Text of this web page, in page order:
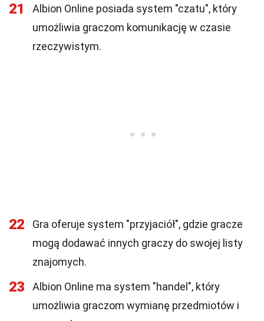
21
Albion Online posiada system "czatu", który
umożliwia graczom komunikację w czasie
rzeczywistym.
22
Gra oferuje system "przyjaciół", gdzie gracze
mogą dodawać innych graczy do swojej listy
znajomych.
23
Albion Online ma system "handel", który
umożliwia graczom wymianę przedmiotów i